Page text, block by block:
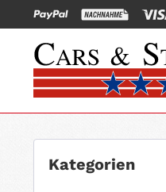
Kategorien